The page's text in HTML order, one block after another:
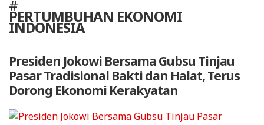
#
PERTUMBUHAN EKONOMI
INDONESIA
Presiden Jokowi Bersama Gubsu Tinjau
Pasar Tradisional Bakti dan Halat, Terus
Dorong Ekonomi Kerakyatan